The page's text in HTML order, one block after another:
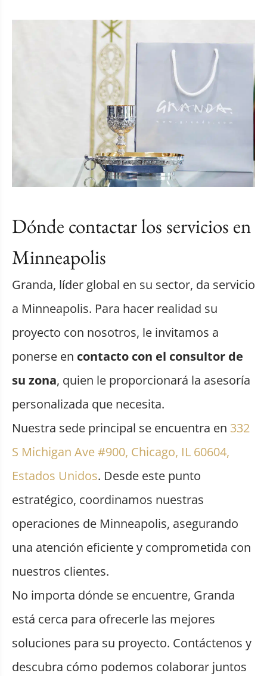
Dónde contactar los servicios en
Minneapolis
Granda, líder global en su sector, da servicio
a Minneapolis. Para hacer realidad su
proyecto con nosotros, le invitamos a
ponerse en contacto con el consultor de
su zona, quien le proporcionará la asesoría
personalizada que necesita.
Nuestra sede principal se encuentra en 332
S Michigan Ave #900, Chicago, IL 60604,
Estados Unidos. Desde este punto
estratégico, coordinamos nuestras
operaciones de Minneapolis, asegurando
una atención eficiente y comprometida con
nuestros clientes.
No importa dónde se encuentre, Granda
está cerca para ofrecerle las mejores
soluciones para su proyecto. Contáctenos y
descubra cómo podemos colaborar juntos